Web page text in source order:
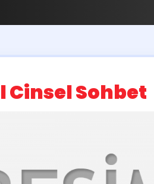
Cinsel Sohbet